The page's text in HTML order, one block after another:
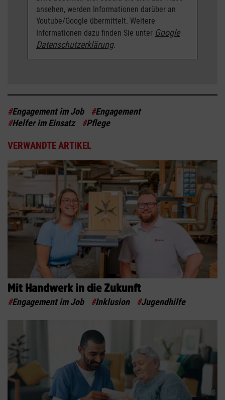
ansehen, werden Informationen darüber an
Youtube/Google übermittelt. Weitere
Informationen dazu finden Sie unter Google
Datenschutzerklärung.
#Engagement im Job #Engagement
#Helfer im Einsatz #Pflege
VERWANDTE ARTIKEL
Mit Handwerk in die Zukunft
#Engagement im Job #Inklusion #Jugendhilfe